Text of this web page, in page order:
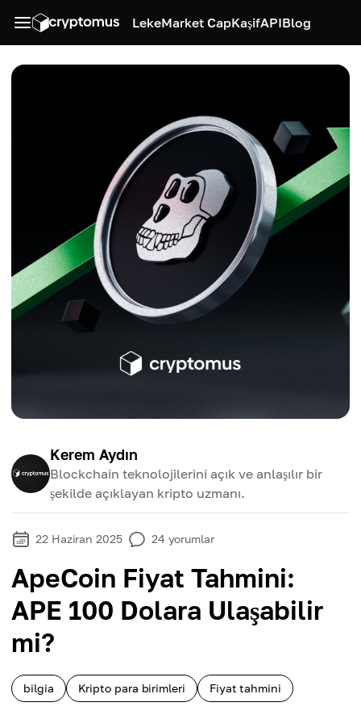
LekeMarket CapKaşifAPIBlog
Kerem Aydın
Blockchain teknolojilerini açık ve anlaşılır bir
şekilde açıklayan kripto uzmanı.
22 Haziran 2025 24 yorumlar
ApeСoin Fiyat Tahmini:
APE 100 Dolara Ulaşabilir
mi?
bilgia Kripto para birimleri Fiyat tahmini